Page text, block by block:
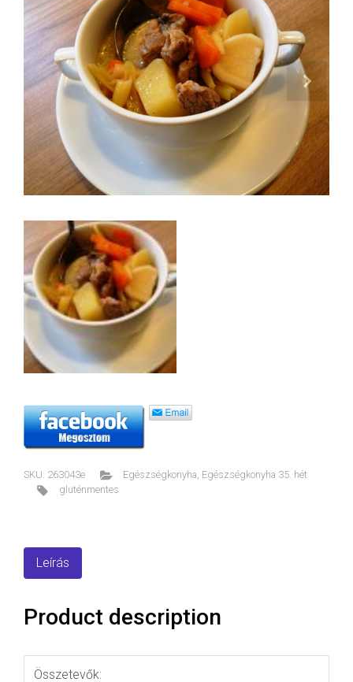
Next
SKU: 263043e Egészségkonyha, Egészségkonyha 35. hét
gluténmentes
Leírás
Product description
Összetevők: